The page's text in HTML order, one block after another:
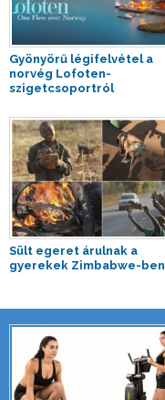
Gyönyörű légifelvétel a
norvég Lofoten-
szigetcsoportról
Sült egeret árulnak a
gyerekek Zimbabwe-ben